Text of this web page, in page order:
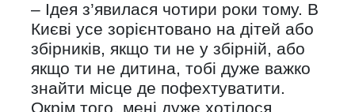
– Ідея з’явилася чотири роки тому. В
Києві усе зорієнтовано на дітей або
збірників, якщо ти не у збірній, або
якщо ти не дитина, тобі дуже важко
знайти місце де пофехтуватити.
Окрім того, мені дуже хотілося